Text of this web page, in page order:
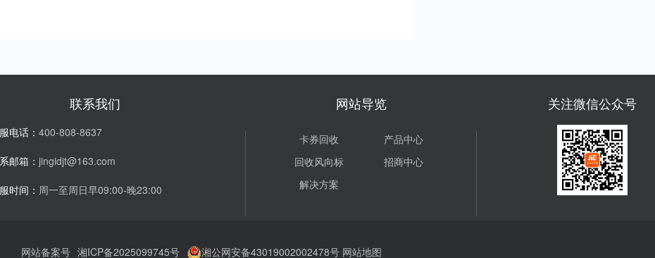
联系我们
电话： 400-808-8637
邮箱： jingidjt@163.com
时间： 周一至周日早09:00-晚23:00
网站导览
卡券回收
产品中心
回收风向标
招商中心
解决方案
关注微信公众号
网站备案号 湘ICP备2025099745号 湘公网安备43019002002478号 网站地图